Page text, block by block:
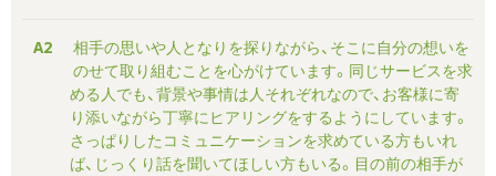
A2
相手の思いや人となりを探りながら、そこに自分の想いを
のせて取り組むことを心がけています。同じサービスを求
める人でも、背景や事情は人それぞれなので、お客様に寄
り添いながら丁寧にヒアリングをするようにしています。
さっぱりしたコミュニケーションを求めている方もいれ
ば、じっくり話を聞いてほしい方もいる。目の前の相手が